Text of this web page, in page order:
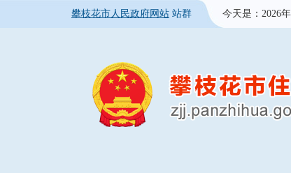
攀枝花市人民政府网站 站群 今天是： 2026